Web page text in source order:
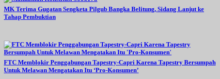
MK Terima Gugatan Sengketa Pilgub Bangka Belitung, Sidang Lanjut ke
Tahap Pembuktian
FTC Memblokir Penggabungan Tapestry-Capri Karena Tapestry Bersumpah
Untuk Melawan Mengatakan Itu ‘Pro-Konsumen’